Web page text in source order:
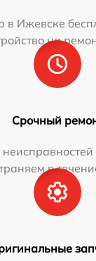
в Ижевске
на
Срочный
в